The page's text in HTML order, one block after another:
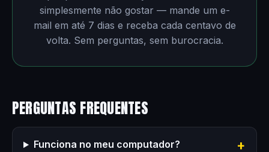
simplesmente não gostar — mande um e-
mail em até 7 dias e receba cada centavo de
volta. Sem perguntas, sem burocracia.
PERGUNTAS FREQUENTES
Funciona no meu computador?